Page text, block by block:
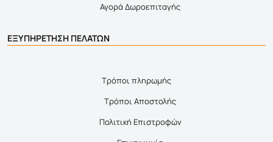
Αγορά Δωροεπιταγής
ΕΞΥΠΗΡΕΤΗΣΗ ΠΕΛΑΤΩΝ
Τρόποι πληρωμής
Τρόποι Αποστολής
Πολιτική Επιστροφών